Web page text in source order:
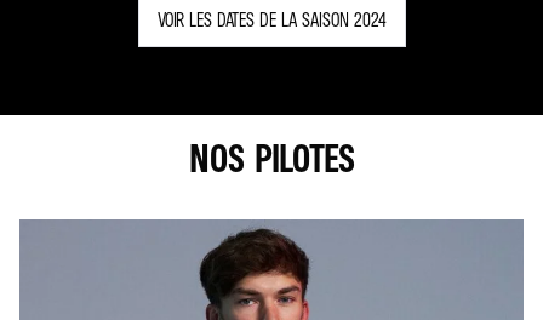
VOIR LES DATES DE LA SAISON 2024
NOS PILOTES